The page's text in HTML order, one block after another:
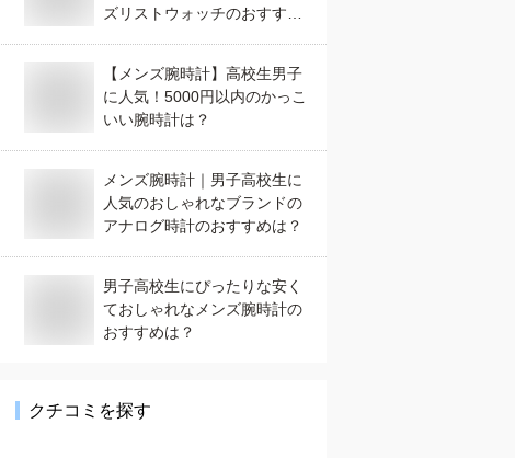
ズリストウォッチのおすすめ
【メンズ腕時計】高校生男子
に人気！5000円以内のかっこ
いい腕時計は？
メンズ腕時計｜男子高校生に
人気のおしゃれなブランドの
アナログ時計のおすすめは？
男子高校生にぴったりな安く
ておしゃれなメンズ腕時計の
おすすめは？
クチコミを探す